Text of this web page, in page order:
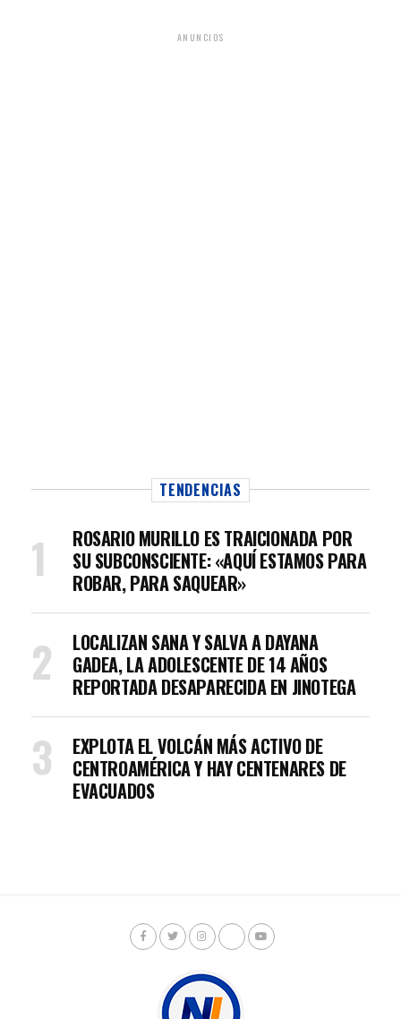
ANUNCIOS
TENDENCIAS
ROSARIO MURILLO ES TRAICIONADA POR
SU SUBCONSCIENTE: «AQUÍ ESTAMOS PARA
ROBAR, PARA SAQUEAR»
LOCALIZAN SANA Y SALVA A DAYANA
GADEA, LA ADOLESCENTE DE 14 AÑOS
REPORTADA DESAPARECIDA EN JINOTEGA
EXPLOTA EL VOLCÁN MÁS ACTIVO DE
CENTROAMÉRICA Y HAY CENTENARES DE
EVACUADOS